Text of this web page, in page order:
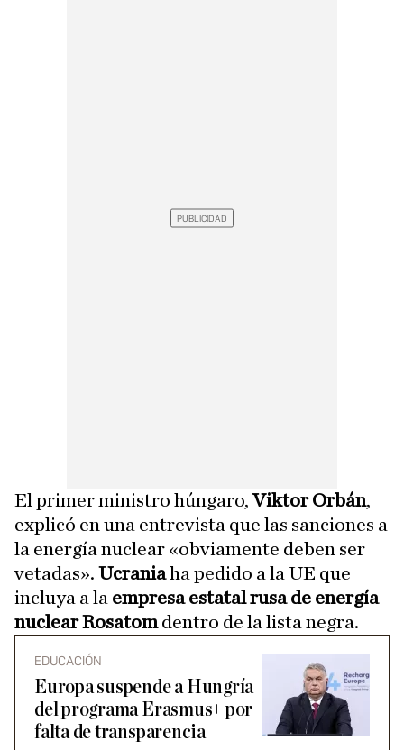
El primer ministro húngaro,Viktor Orbán,
explicó en una entrevista que las sanciones a
la energía nuclear «obviamente deben ser
vetadas». Ucraniaha pedido a la UE que
incluya a la empresa estatal rusa de energía
nuclear Rosatomdentro de la lista negra.
EDUCACIÓN
Europa suspende a Hungría
del programa Erasmus+ por
falta de transparencia